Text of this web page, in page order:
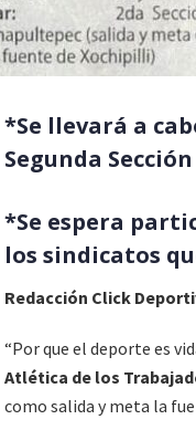
*Se llevará a
Segunda
*Se espera
los sindicatos
Redacción Click
“Por que el deporte es
Atlética de los
como salida y meta la